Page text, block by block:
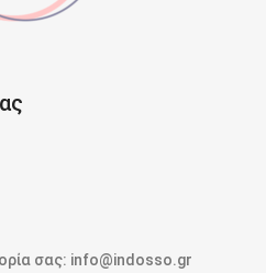
σας: info@indosso.gr